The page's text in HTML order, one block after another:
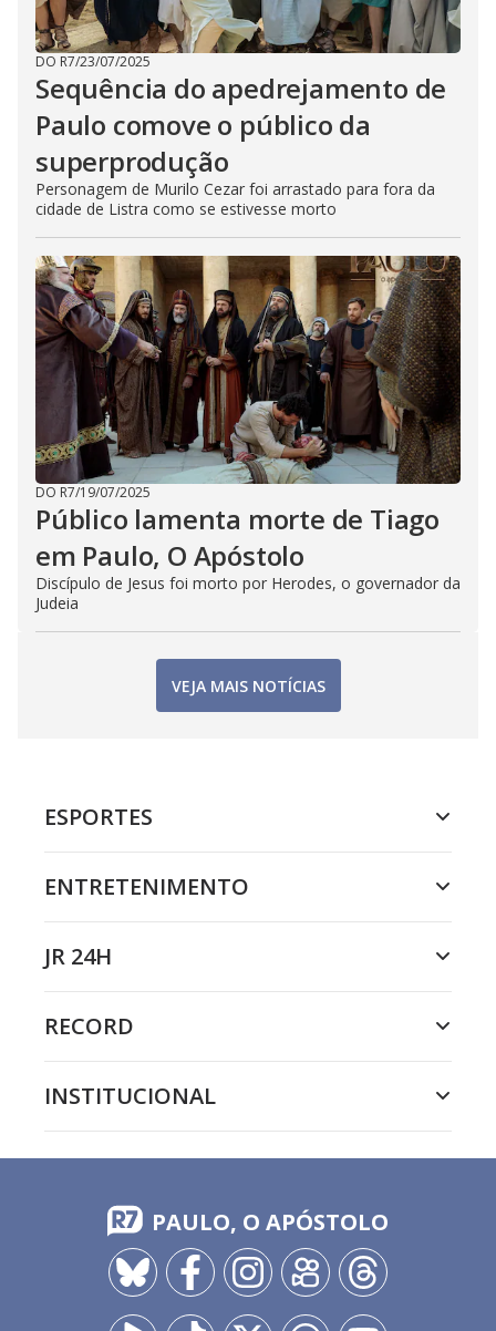
DO R7/23/07/2025
Sequência do apedrejamento de
Paulo comove o público da
superprodução
Personagem de Murilo Cezar foi arrastado para fora da
cidade de Listra como se estivesse morto
DO R7/19/07/2025
Público lamenta morte de Tiago
em Paulo, O Apóstolo
Discípulo de Jesus foi morto por Herodes, o governador da
Judeia
VEJA MAIS NOTÍCIAS
ESPORTES
ENTRETENIMENTO
JR 24H
RECORD
INSTITUCIONAL
PAULO, O APÓSTOLO